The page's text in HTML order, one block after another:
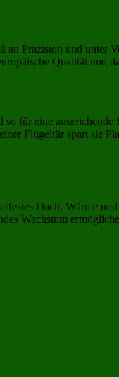
Präzision und unter
Qualität und
für eine
Flügeltür spart sie
Dach, Wärme
Wachstum